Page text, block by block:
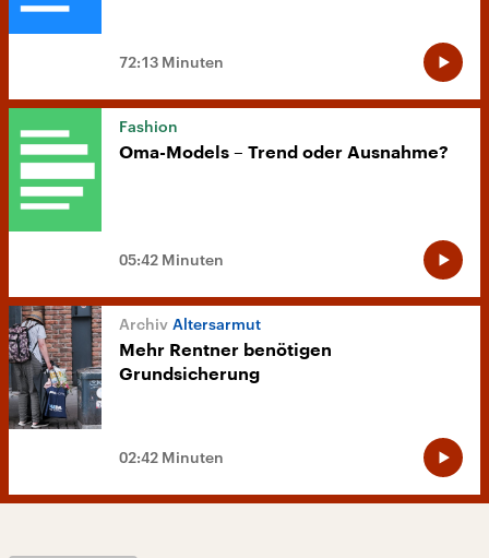
72:13 Minuten
Fashion
Oma-Models – Trend oder Ausnahme?
05:42 Minuten
Altersarmut
Mehr Rentner benötigen
Grundsicherung
02:42 Minuten